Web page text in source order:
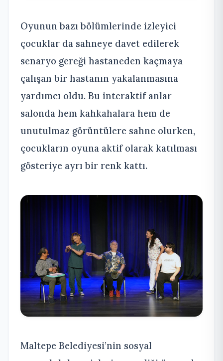
Oyunun bazı bölümlerinde izleyici
çocuklar da sahneye davet edilerek
senaryo gereği hastaneden kaçmaya
çalışan bir hastanın yakalanmasına
yardımcı oldu. Bu interaktif anlar
salonda hem kahkahalara hem de
unutulmaz görüntülere sahne olurken,
çocukların oyuna aktif olarak katılması
gösteriye ayrı bir renk kattı.
Maltepe Belediyesi’nin sosyal